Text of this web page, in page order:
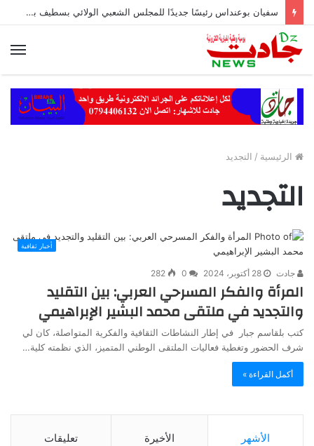
سفيان بوعنداس رئيسًا جديدًا للمجلس الشعبي الولائي بسطيف بالأغلبية
الرئيسية / التجديد
التجديد
أخبار ثقافية
جادت 28 أكتوبر، 2024 0
282
المرأة والفكر المسرحي العربي: بين التقليد
والتجديد في ملتقى محمد البشير الإبراهيمي
كتب بلقاسم جبار في إطار النشاطات الثقافية والفكرية المتواصلة، كان لي
شرف الحضور وتغطية فعاليات الملتقى الوطني المتميز، الذي نظمته كلية…
أكمل القراءة »
الأشهر الأخيرة تعليقات